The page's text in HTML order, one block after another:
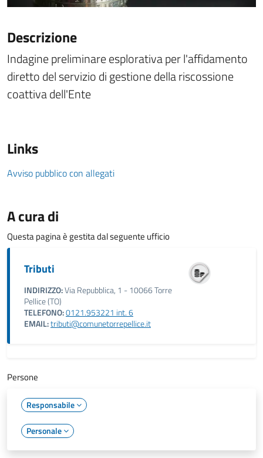
Descrizione
Indagine preliminare esplorativa per l'affidamento
diretto del servizio di gestione della riscossione
coattiva dell'Ente
Links
Avviso pubblico con allegati
A cura di
Questa pagina è gestita dal seguente ufficio
Tributi
INDIRIZZO:Via Repubblica, 1 - 10066 Torre
Pellice (TO)
TELEFONO:0121.953221 int. 6
EMAIL:tributi@comunetorrepellice.it
Persone
Responsabile
Personale